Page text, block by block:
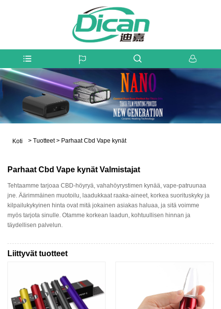
Koti > Tuotteet > Parhaat Cbd Vape kynät
Parhaat Cbd Vape kynät Valmistajat
Tehtaamme tarjoaa CBD-höyryä, vahahöyrystimen kynää, vape-patruunaa
jne. Äärimmäinen muotoilu, laadukkaat raaka-aineet, korkea suorituskyky ja
kilpailukykyinen hinta ovat mitä jokainen asiakas haluaa, ja sitä voimme
myös tarjota sinulle. Otamme korkean laadun, kohtuullisen hinnan ja
täydellisen palvelun.
Liittyvät tuotteet